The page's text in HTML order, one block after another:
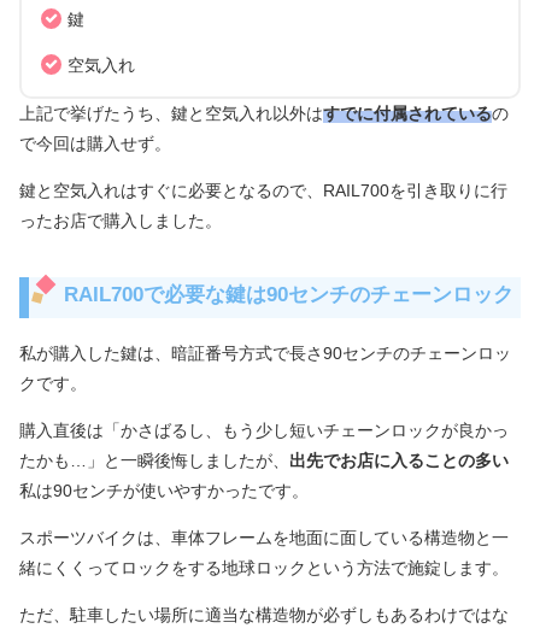
鍵
空気入れ
上記で挙げたうち、鍵と空気入れ以外はすでに付属されているの
で今回は購入せず。
鍵と空気入れはすぐに必要となるので、RAIL700を引き取りに行
ったお店で購入しました。
RAIL700で必要な鍵は90センチのチェーンロック
私が購入した鍵は、暗証番号方式で長さ90センチのチェーンロッ
クです。
購入直後は「かさばるし、もう少し短いチェーンロックが良かっ
たかも…」と一瞬後悔しましたが、 出先でお店に入ることの多い
私は90センチが使いやすかったです。
スポーツバイクは、車体フレームを地面に面している構造物と一
緒にくくってロックをする地球ロックという方法で施錠します。
ただ、駐車したい場所に適当な構造物が必ずしもあるわけではな